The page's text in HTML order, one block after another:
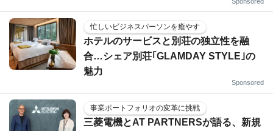
忙しいビジネスパーソンを癒やす
ホテルのサービスと別荘の独立性を融
合…シェア別荘｢GLAMDAY STYLE｣の
魅力
Sponsored
事業ポートフォリオの変革に挑戦
三菱電機とAT PARTNERSが語る、新規